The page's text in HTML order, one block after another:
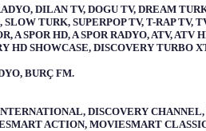
DILAN TV, DOGU TV, DREAM
TURK, SUPERPOP TV, T-RAP TV,
A SPOR HD, A SPOR RADYO, ATV,
SHOWCASE, DISCOVERY TURBO
BURÇ FM.
DISCOVERY
ACTION, MOVIESMART